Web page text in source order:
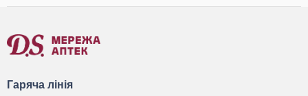
Гаряча лінія